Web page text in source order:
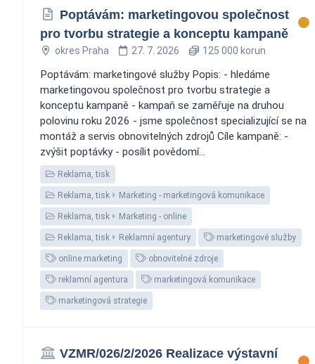
Poptávám: marketingovou společnost
pro tvorbu strategie a konceptu kampaně
okres Praha 27. 7. 2026 125 000 korun
Poptávám: marketingové služby Popis: - hledáme
marketingovou společnost pro tvorbu strategie a
konceptu kampaně - kampaň se zaměřuje na druhou
polovinu roku 2026 - jsme společnost specializující se na
montáž a servis obnovitelných zdrojů Cíle kampaně: -
zvýšit poptávky - posílit povědomí...
Reklama, tisk
Reklama, tisk Marketing - marketingová komunikace
Reklama, tisk Marketing - online
Reklama, tisk Reklamní agentury marketingové služby
online marketing obnovitelné zdroje
reklamní agentura marketingová komunikace
marketingová strategie
VZMR/026/2/2026 Realizace výstavní